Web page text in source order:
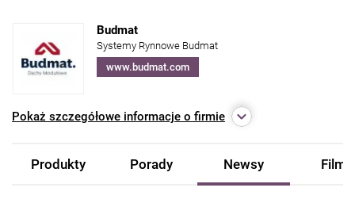
Budmat
Systemy Rynnowe Budmat
www.budmat.com
Pokaż szczegółowe informacje o firmie
Produkty Porady Newsy Filmy